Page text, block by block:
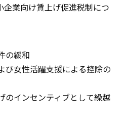
業向け賃上げ促進税制につ
の緩和
女性活躍支援による控除の
インセンティブとして繰越